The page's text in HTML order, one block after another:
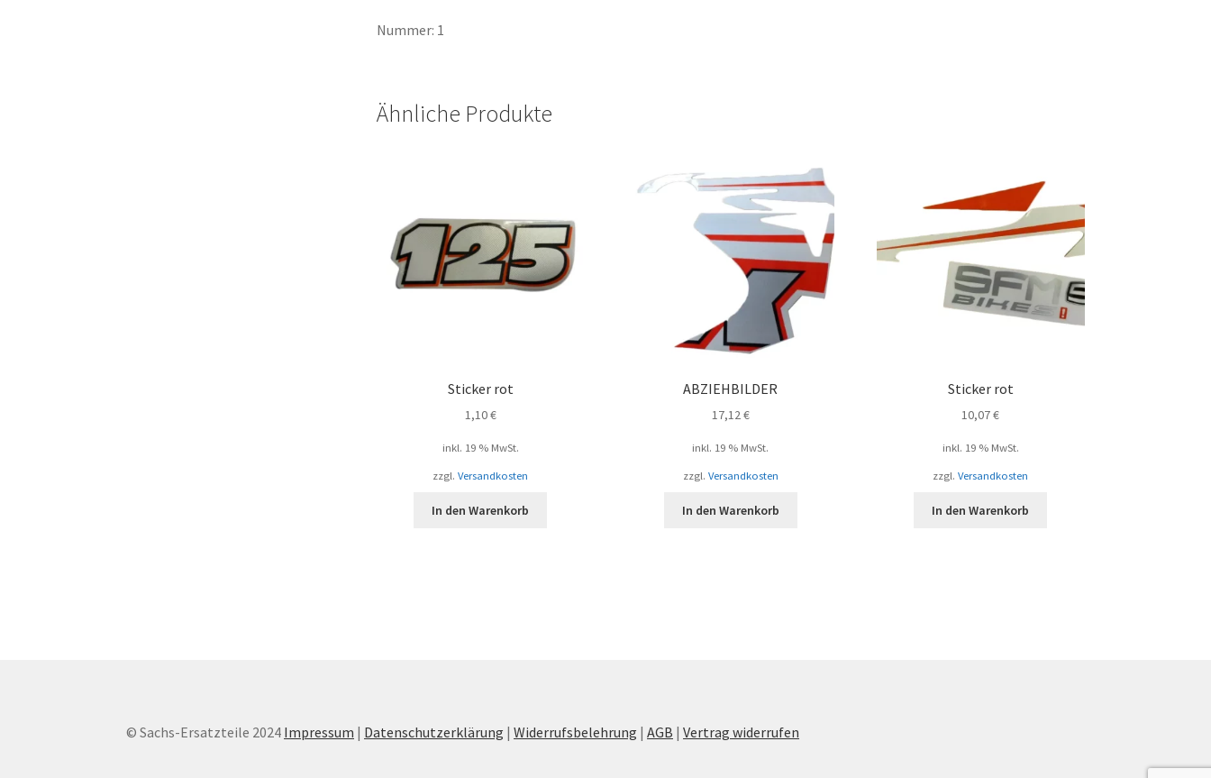
Nummer: 1
Ähnliche Produkte
Sticker rot
1,10€
inkl. 19 % MwSt.
zzgl.Versandkosten
In den Warenkorb
ABZIEHBILDER
17,12€
inkl. 19 % MwSt.
zzgl. Versandkosten
In den Warenkorb
Sticker rot
10,07€
inkl. 19 % MwSt.
zzgl.Versandkosten
In den Warenkorb
© Sachs-Ersatzteile 2024 Impressum | Datenschutzerklärung |Widerrufsbelehrung |AGB |Vertrag widerrufen